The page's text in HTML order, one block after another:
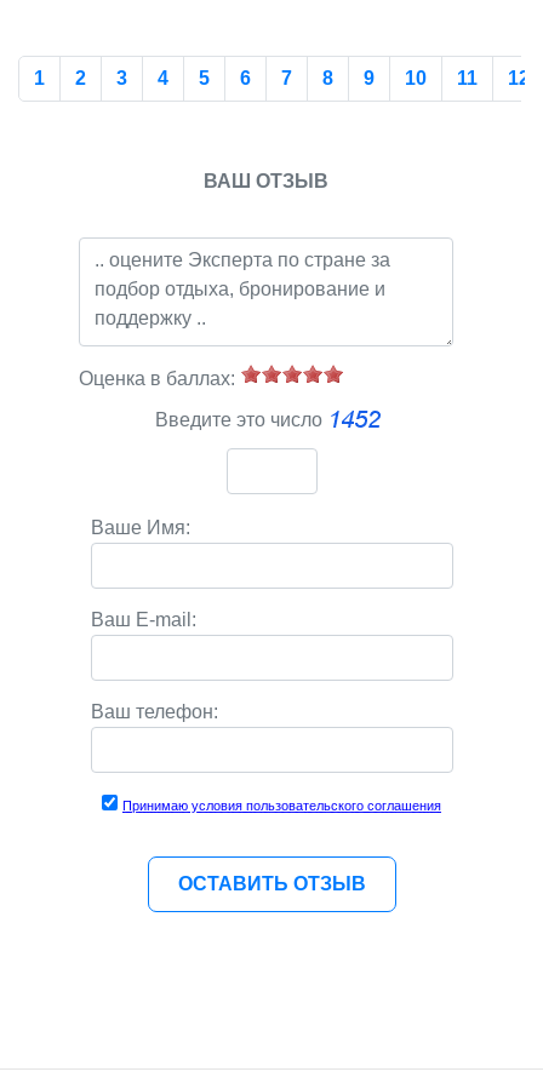
1 2 3 4 5 6 7 8 9 10 11 12
ВАШ ОТЗЫВ
Оценка в баллах:
Введите это число
Ваше Имя:
Ваш E-mail:
Ваш телефон:
Принимаю условия пользовательского соглашения